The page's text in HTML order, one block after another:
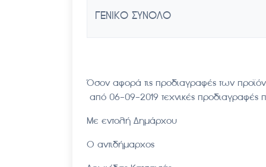
ΓΕΝΙΚΟ ΣΥΝΟΛΟ
Όσον αφορά τις προδιαγραφές των
από 06-09-2019 τεχνικές
Με εντολή Δημάρχου
Ο αντιδήμαρχος